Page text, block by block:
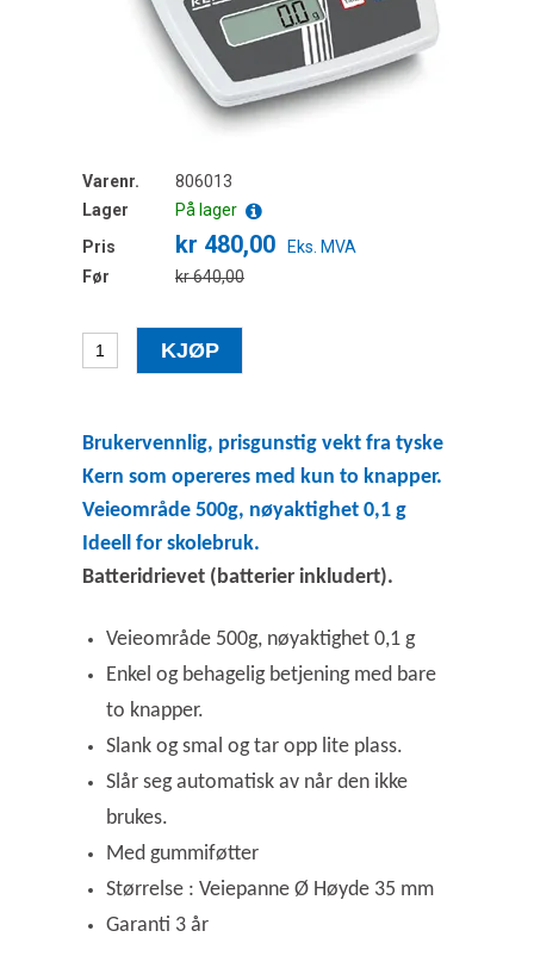
Varenr.
806013
Lager
På lager
Pris
kr 480,00
Eks. MVA
Før
kr 640,00
Brukervennlig, prisgunstig vekt fra tyske
Kern som opereres med kun to knapper.
Veieområde 500g, nøyaktighet 0,1 g
Ideell for skolebruk.
Batteridrievet (batterier inkludert).
Veieområde 500g, nøyaktighet 0,1 g
Enkel og behagelig betjening med bare
to knapper.
Slank og smal og tar opp lite plass.
Slår seg automatisk av når den ikke
brukes.
Med gummiføtter
Størrelse : Veiepanne Ø Høyde 35 mm
Garanti 3 år